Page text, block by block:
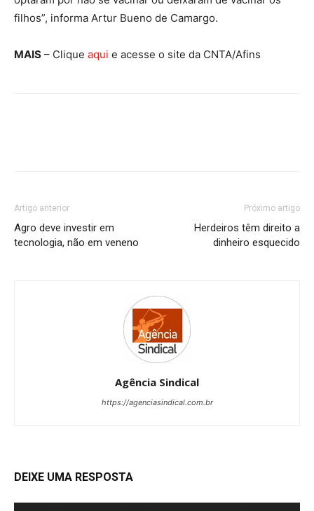
filhos”, informa Artur Bueno de Camargo.
MAIS – Clique aqui e acesse o site da CNTA/Afins
Artigo anterior
Agro deve investir em
tecnologia, não em veneno
Próximo artigo
Herdeiros têm direito a
dinheiro esquecido
Agência Sindical
https://agenciasindical.com.br
DEIXE UMA RESPOSTA